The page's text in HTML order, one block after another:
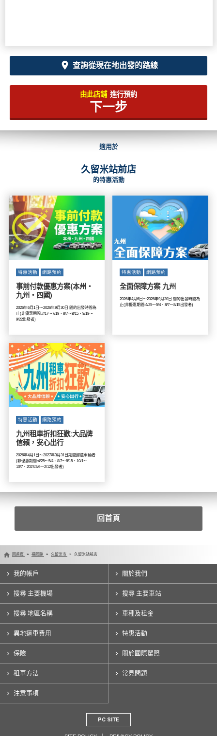
查詢從現在地出發的路線
由此店鋪 進行預約
下一步
適用於
久留米站前店
的特惠活動
特惠活動 網路預約
事前付款優惠方案(本州・
九州・四國)
2026年6月1日～2026年9月30日 間的出發時間為
止(非優惠期間:7/17～7/19、8/7～8/15、9/18～
9/22出發者)
特惠活動 網路預約
全面保障方案 九州
2026年4月6日～2026年9月30日 間的出發時間為
止(非優惠期間:4/25～5/4、8/7～8/15出發者)
特惠活動 網路預約
九州租車折扣狂歡:大品牌
信賴，安心出行
2026年4月1日～2027年3月31日期間歸還車輛者
(非優惠期間:4/25～5/4、8/7～8/15、10/1～
10/7、2027/2/6～2/12出發者)
回首頁
回首頁 福岡縣 久留米市 久留米站前店
我的帳戶 關於我們
搜尋 主要機場 搜尋 主要車站
搜尋 地區名稱 車種及租金
異地還車費用 特惠活動
保險 關於國際駕照
租車方法 常見問題
注意事項
PC SITE